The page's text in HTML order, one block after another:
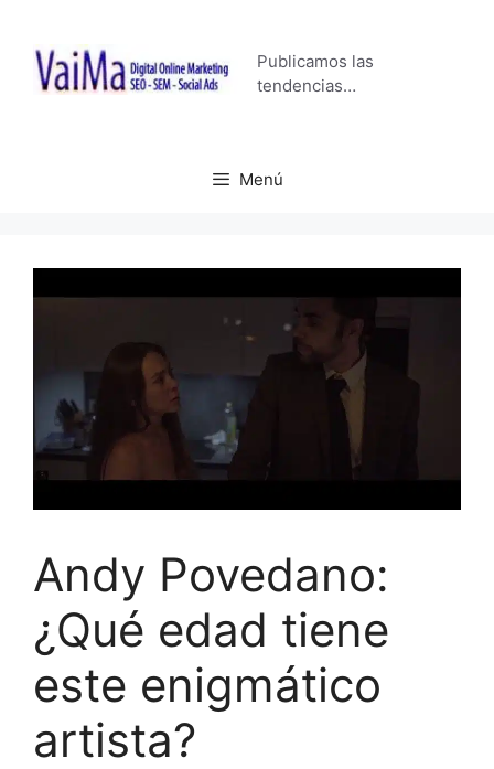
contenido
Publicamos las
tendencias…
Menú
Andy Povedano:
¿Qué edad tiene
este enigmático
artista?